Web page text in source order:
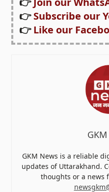
👉Subscribe our
👉Like our
GKM News is a reliable
updates of Uttarakhand.
thoughts or a news